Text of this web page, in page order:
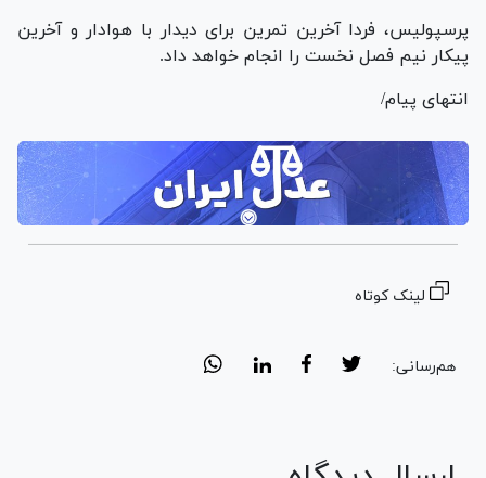
پرسپولیس، فردا آخرین تمرین برای دیدار با هوادار و آخرین
پیکار نیم فصل نخست را انجام خواهد داد.
انتهای پیام/
لینک کوتاه
هم‌رسانی: